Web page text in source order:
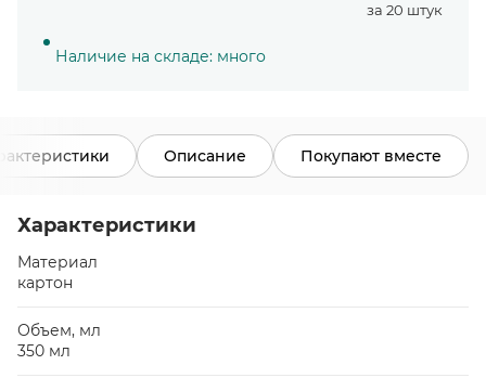
за 20 штук
Наличие на складе: много
Описание Покупают вместе
Характеристики
Материал
картон
Объем, мл
350 мл